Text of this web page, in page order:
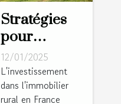
Stratégies
pour
investir
dans
l'immobilier
12/01/2025
L'investissement
dans l'immobilier
rural en France